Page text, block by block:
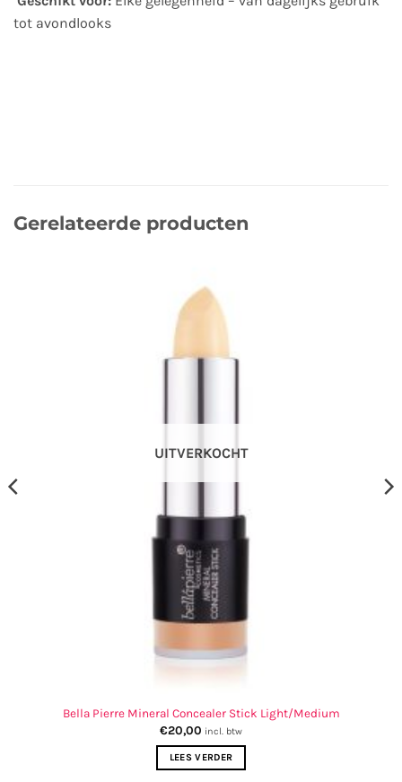
tot avondlooks
Gerelateerde producten
UITVERKOCHT
Bella Pierre Mineral Concealer Stick Light/Medium
€20,00 incl. btw
LEES VERDER